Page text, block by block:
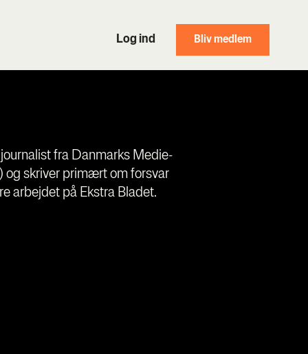
Log ind Bliv medlem
fra Danmarks Medie-
og skriver primært om forsvar
arbejdet på Ekstra Bladet.